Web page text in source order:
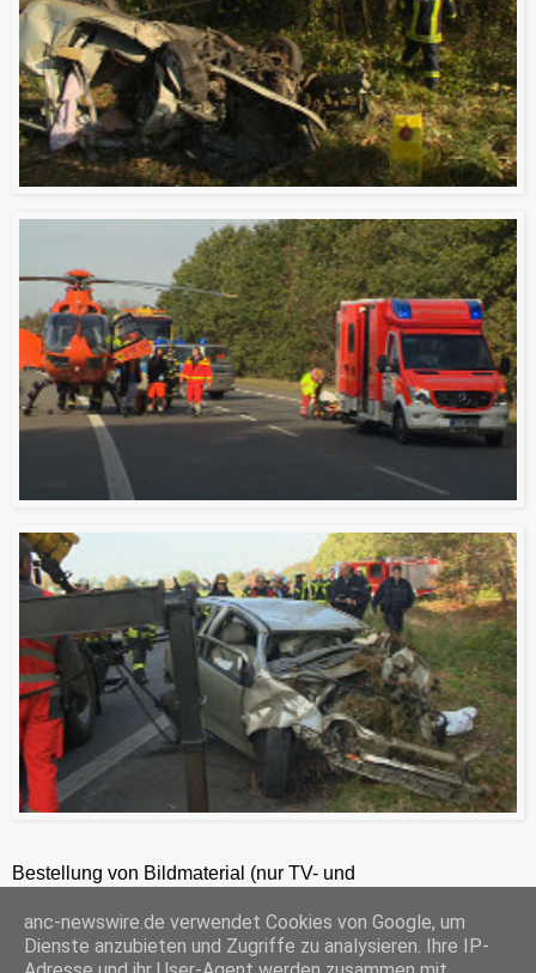
Bestellung von Bildmaterial (nur TV- und
ANC-NEWS-TELEVISION GmbH, Kruppstraße 82 – 100, 45145 Essen, HRB 12411, Amtsgericht Essen, Geschäftsführer: C. Anhuth
C E W P S
anc-newswire.de verwendet Cookies von Google, um
Dienste anzubieten und Zugriffe zu analysieren. Ihre IP-